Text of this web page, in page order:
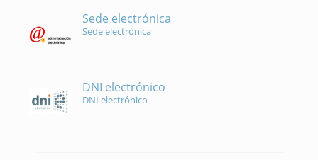
Sede electrónica
Sede electrónica
DNI electrónico
DNI electrónico